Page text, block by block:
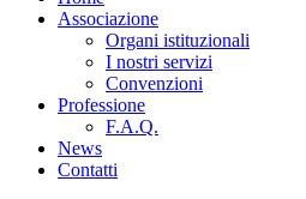
Associazione
Organi istituzionali
I nostri servizi
Convenzioni
Professione
F.A.Q.
News
Contatti